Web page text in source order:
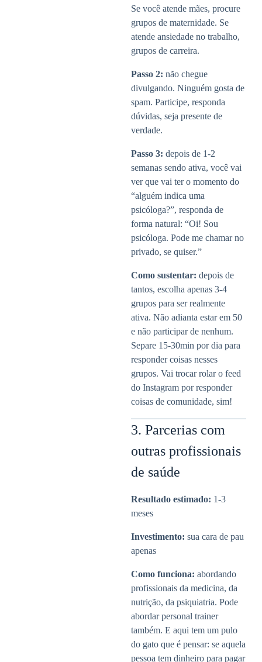
Se você atende mães, procure
grupos de maternidade. Se
atende ansiedade no trabalho,
grupos de carreira.
Passo 2: não chegue
divulgando. Ninguém gosta de
spam. Participe, responda
dúvidas, seja presente de
verdade.
Passo 3: depois de 1-2
semanas sendo ativa, você vai
ver que vai ter o momento do
“alguém indica uma
psicóloga?”, responda de
forma natural: “Oi! Sou
psicóloga. Pode me chamar no
privado, se quiser.”
Como sustentar: depois de
tantos, escolha apenas 3-4
grupos para ser realmente
ativa. Não adianta estar em 50
e não participar de nenhum.
Separe 15-30min por dia para
responder coisas nesses
grupos. Vai trocar rolar o feed
do Instagram por responder
coisas de comunidade, sim!
3. Parcerias com
outras profissionais
de saúde
Resultado estimado: 1-3
meses
Investimento: sua cara de pau
apenas
Como funciona: abordando
profissionais da medicina, da
nutrição, da psiquiatria. Pode
abordar personal trainer
também. E aqui tem um pulo
do gato que é pensar: se aquela
pessoa tem dinheiro para pagar